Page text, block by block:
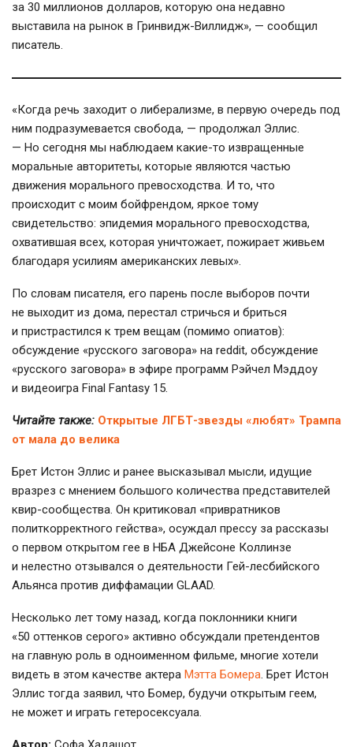
за 30 миллионов долларов, которую она недавно
выставила на рынок в Гринвидж-Виллидж», — сообщил
писатель.
«Когда речь заходит о либерализме, в первую очередь под
ним подразумевается свобода, — продолжал Эллис.
— Но сегодня мы наблюдаем какие-то извращенные
моральные авторитеты, которые являются частью
движения морального превосходства. И то, что
происходит с моим бойфрендом, яркое тому
свидетельство: эпидемия морального превосходства,
охватившая всех, которая уничтожает, пожирает живьем
благодаря усилиям американских левых».
По словам писателя, его парень после выборов почти
не выходит из дома, перестал стричься и бриться
и пристрастился к трем вещам (помимо опиатов):
обсуждение «русского заговора» на reddit, обсуждение
«русского заговора» в эфире программ Рэйчел Мэддоу
и видеоигра Final Fantasy 15.
Читайте также: Открытые ЛГБТ-звезды «любят» Трампа
от мала до велика
Брет Истон Эллис и ранее высказывал мысли, идущие
вразрез с мнением большого количества представителей
квир-сообщества. Он критиковал «привратников
политкорректного гейства», осуждал прессу за рассказы
о первом открытом гее в НБА Джейсоне Коллинзе
и нелестно отзывался о деятельности Гей-лесбийского
Альянса против диффамации GLAAD.
Несколько лет тому назад, когда поклонники книги
«50 оттенков серого» активно обсуждали претендентов
на главную роль в одноименном фильме, многие хотели
видеть в этом качестве актера Мэтта Бомера . Брет Истон
Эллис тогда заявил, что Бомер, будучи открытым геем,
не может и играть гетеросексуала.